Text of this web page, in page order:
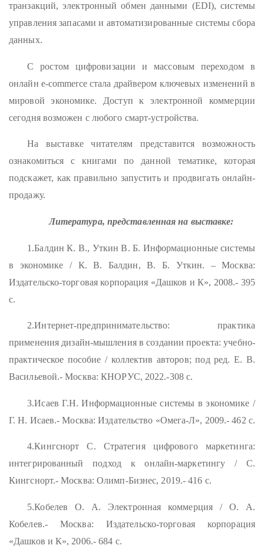
транзакций, электронный обмен данными (EDI), системы
управления запасами и автоматизированные системы сбора
данных.
С ростом цифровизации и массовым переходом в
онлайн e-commerce стала драйвером ключевых изменений в
мировой экономике. Доступ к электронной коммерции
сегодня возможен с любого смарт-устройства.
На выставке читателям представится возможность
ознакомиться с книгами по данной тематике, которая
подскажет, как правильно запустить и продвигать онлайн-
продажу.
Литература, представленная на выставке:
1.Балдин К. В., Уткин В. Б. Информационные системы
в экономике / К. В. Балдин, В. Б. Уткин. – Москва:
Издательско-торговая корпорация «Дашков и К», 2008.- 395
с.
2.Интернет-предпринимательство: практика
применения дизайн-мышления в создании проекта: учебно-
практическое пособие / коллектив авторов; под ред. Е. В.
Васильевой.- Москва: КНОРУС, 2022.-308 с.
3.Исаев Г.Н. Информационные системы в экономике /
Г. Н. Исаев.- Москва: Издательство «Омега-Л», 2009.- 462 с.
4.Кингснорт С. Стратегия цифрового маркетинга:
интегрированный подход к онлайн-маркетингу / С.
Кингснорт.- Москва: Олимп-Бизнес, 2019.- 416 с.
5.Кобелев О. А. Электронная коммерция / О. А.
Кобелев.- Москва: Издательско-торговая корпорация
«Дашков и К», 2006.- 684 с.